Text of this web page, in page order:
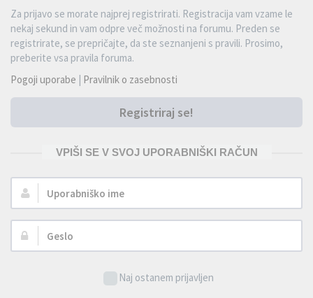
Za prijavo se morate najprej registrirati. Registracija vam vzame le
nekaj sekund in vam odpre več možnosti na forumu. Preden se
registrirate, se prepričajte, da ste seznanjeni s pravili. Prosimo,
preberite vsa pravila foruma.
Pogoji uporabe | Pravilnik o zasebnosti
Registriraj se!
VPIŠI SE V SVOJ UPORABNIŠKI RAČUN
Uporabniško
ime:
Geslo:
Naj ostanem prijavljen